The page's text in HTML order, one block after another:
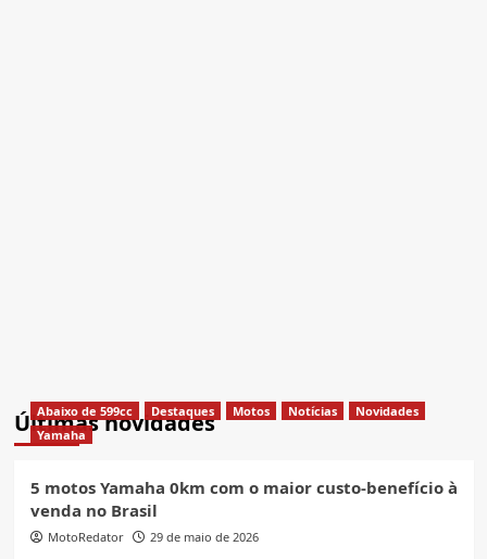
Últimas novidades
Abaixo de 599cc Destaques Motos Notícias
Novidades
Yamaha
5 motos Yamaha 0km com o maior custo-benefício à
venda no Brasil
MotoRedator
29 de maio de 2026